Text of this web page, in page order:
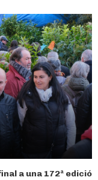
a una 172ª edició